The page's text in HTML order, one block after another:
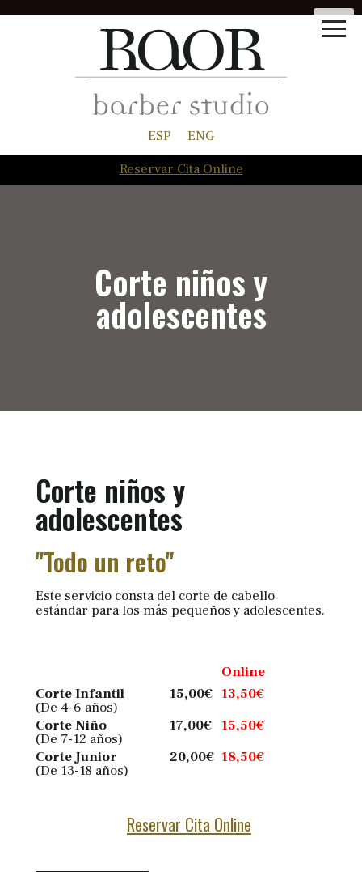
ESP
ENG
Reservar Cita Online
Corte niños y
adolescentes
Corte niños y
adolescentes
"Todo un reto"
Este servicio consta del corte de cabello
estándar para los más pequeños y adolescentes.
Online
Corte Infantil
(De 4-6 años)
15,00€ 13,50€
Corte Niño
(De 7-12 años)
17,00€ 15,50€
Corte Junior
(De 13-18 años)
20,00€ 18,50€
Reservar Cita Online